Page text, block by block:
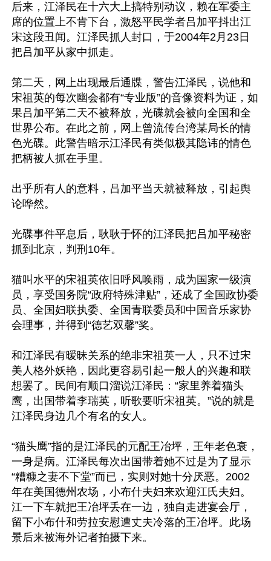
后来，江泽民在十六大上搞特别动议，赖在军委主
席的位置上不肯下台，激怒平民学者吕加平抖出江
宋这段丑闻。江泽民抓人封口，于2004年2月23日
把吕加平从家中抓走。
第二天，网上出现最后通牒，警告江泽民，说他和
宋祖英的每次幽会都有“专业版”的音像资料为证，如
果吕加平第二天不被释放，光碟就会被向全国和全
世界公布。在此之前，网上曾流传台湾某局长的情
色光碟。此警告暗示江泽民有类似极其隐讳的情色
把柄被人抓在手里。
出乎所有人的意料，吕加平当天就被释放，引起舆
论哗然。
光碟事件平息后，耿耿于怀的江泽民把吕加平秘密
抓到北京，判刑10年。
猫叫水平的宋祖英依旧呼风唤雨，成为国家一级演
员，享受国务院“政府特殊津贴”，还成了全国政协委
员、全国妇联执委、全国青联委员和中国音乐家协
会理事，并得到“德艺双馨”奖。
和江泽民有暧昧关系的绝非宋祖英一人，只不过宋
美人格外妖艳，因此更容易引起一般人的兴趣和联
想罢了。民间有顺口溜说江泽民：“家里养着猫头
鹰，出国带着李瑞英，听歌要听宋祖英。”说的就是
江泽民身边几个有名的女人。
“猫头鹰”指的是江泽民的元配王冶坪，王年老色衰，
一身是病。江泽民每次出国带着她不过是为了显示
“糟糠之妻不下堂”而已，实则对她十分厌恶。2002
年在美国德州农场，小布什夫妇来欢迎江氏夫妇。
江一下车就把王冶坪丢在一边，独自走进宴会厅，
留下小布什和劳拉安慰遭丈夫冷落的王冶坪。此场
景后来被海外记者拍摄下来。